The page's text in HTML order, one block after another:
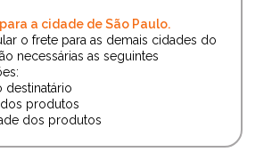
a cidade de São Paulo.
o frete para as demais cidades do
necessárias as seguintes
destinatário
produtos
dos produtos